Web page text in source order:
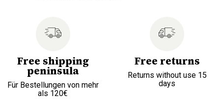
Free shipping
peninsula
Für Bestellungen von mehr
als 120€
Free returns
Returns without use 15
days